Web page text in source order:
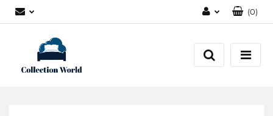
Zarejestruj się
(0)